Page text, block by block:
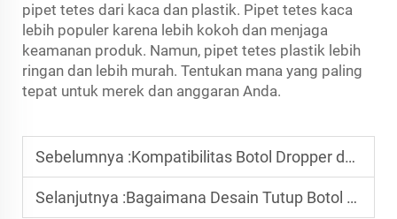
pipet tetes dari kaca dan plastik. Pipet tetes kaca
lebih populer karena lebih kokoh dan menjaga
keamanan produk. Namun, pipet tetes plastik lebih
ringan dan lebih murah. Tentukan mana yang paling
tepat untuk merek dan anggaran Anda.
Sebelumnya :Kompatibilitas Botol Dropper dengan Alkohol, Minyak, dan Asam
Selanjutnya :Bagaimana Desain Tutup Botol Dropper Mempengaruhi Pengendalian Aliran Cairan